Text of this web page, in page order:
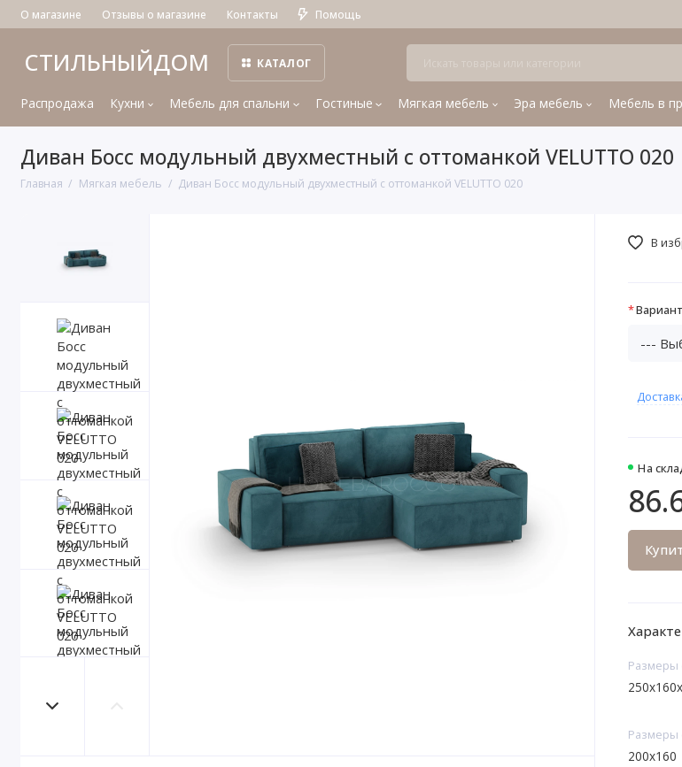
О магазине Отзывы о магазине Контакты Помощь
СТИЛЬНЫЙДОМ КАТАЛОГ
Распродажа Кухни Мебель для спальни Гостиные Мягкая мебель Эра мебель Мебель в
Диван Босс модульный двухместный с оттоманкой VELUTTO 020
Главная Мягкая мебель Диван Босс модульный двухместный с оттоманкой VELUTTO 020
На
В
Размеры
Размеры
200х160